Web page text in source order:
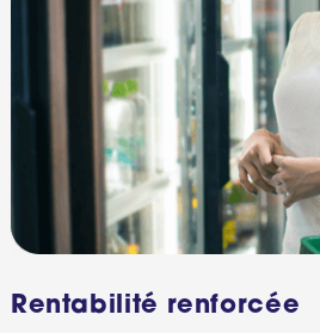
Rentabilité renforcée